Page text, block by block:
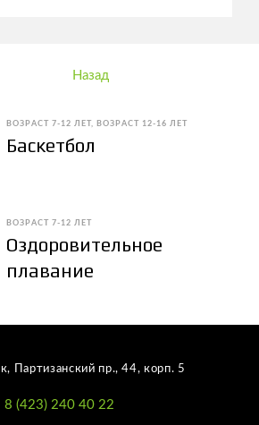
Назад
ВОЗРАСТ 7-12 ЛЕТ ВОЗРАСТ 12-16 ЛЕТ
Баскетбол
ВОЗРАСТ 7-12 ЛЕТ
Оздоровительное
плавание
Партизанский пр., 44, корп. 5
8 (423) 240 40 22